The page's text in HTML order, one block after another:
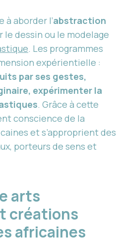
aborder l’abstraction
dessin ou le modelage
. Les programmes
expérientielle :
par ses gestes,
expérimenter la
. Grâce à cette
conscience de la
et s’approprient des
porteurs de sens et
arts
créations
africaines